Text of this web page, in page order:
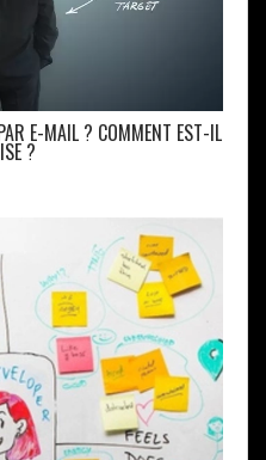
E-MAIL ? COMMENT EST-IL
?